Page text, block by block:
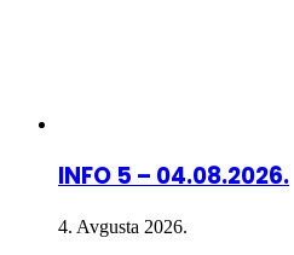
INFO 5 – 04.08.2026.
4. Avgusta 2026.